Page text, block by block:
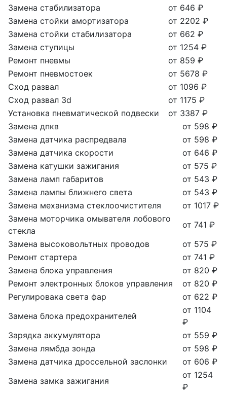
Замена стабилизатора
от 646 ₽
Замена стойки амортизатора
от 2202 ₽
Замена стойки стабилизатора
от 662 ₽
Замена ступицы
от 1254 ₽
Ремонт пневмы
от 859 ₽
Ремонт пневмостоек
от 5678 ₽
Сход развал
от 1096 ₽
Сход развал 3d
от 1175 ₽
Установка пневматической подвески
от 3387 ₽
Замена дпкв
от 598 ₽
Замена датчика распредвала
от 598 ₽
Замена датчика скорости
от 646 ₽
Замена катушки зажигания
от 575 ₽
Замена ламп габаритов
от 543 ₽
Замена лампы ближнего света
от 543 ₽
Замена механизма стеклоочистителя
от 1017 ₽
Замена моторчика омывателя лобового
стекла
от 741 ₽
Замена высоковольтных проводов
от 575 ₽
Ремонт стартера
от 741 ₽
Замена блока управления
от 820 ₽
Ремонт электронных блоков управления
от 820 ₽
Регулировака света фар
от 622 ₽
Замена блока предохранителей
от 1104
₽
Зарядка аккумулятора
от 559 ₽
Замена лямбда зонда
от 598 ₽
Замена датчика дроссельной заслонки
от 606 ₽
Замена замка зажигания
от 1254
₽